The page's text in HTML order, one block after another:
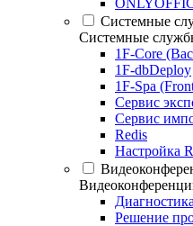
Системные
Системные
1F-Core
1F-dbDeploy
1F-Spa
Сервис
Сервис
Redis
Настройка
Решение